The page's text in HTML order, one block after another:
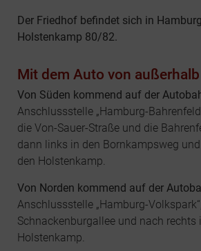
Der Friedhof befindet sich in
Holstenkamp 80/82.
Mit dem Auto von außerhalb
Von Süden kommend auf der
Anschlussstelle „Hamburg-
die Von-Sauer-Straße und die
dann links in den Bornkampsweg
den Holstenkamp.
Von Norden kommend auf der
Anschlussstelle „Hamburg-
Schnackenburgallee und nach rechts
Holstenkamp.